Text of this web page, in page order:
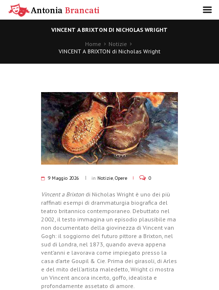
VINCENT A BRIXTON DI NICHOLAS WRIGHT
Home
Notizie
VINCENT A BRIXTON di Nicholas Wright
9 Maggio 2026 in Notizie,Opere 0
Vincent a Brixton di Nicholas Wright è uno dei più
raffinati esempi di drammaturgia biografica del
teatro britannico contemporaneo. Debuttato nel
2002, il testo immagina un episodio plausibile ma
non documentato della giovinezza di Vincent van
Gogh: il soggiorno del futuro pittore a Brixton, nel
sud di Londra, nel 1873, quando aveva appena
vent’anni e lavorava come impiegato presso la
casa d’arte Goupil & Cie. Prima dei girasoli, di Arles
e del mito dell’artista maledetto, Wright ci mostra
un Vincent ancora incerto, goffo, idealista e
profondamente assetato di amore.